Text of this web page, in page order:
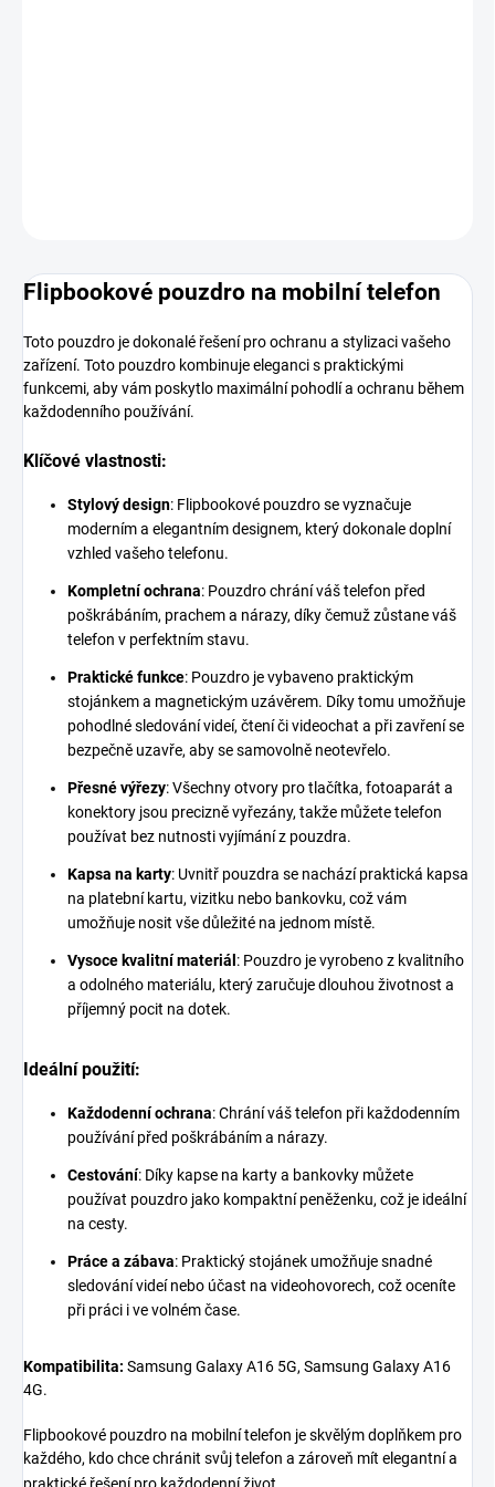
Flipbookové pouzdro na mobilní telefon
Toto pouzdro je dokonalé řešení pro ochranu a stylizaci vašeho
zařízení. Toto pouzdro kombinuje eleganci s praktickými
funkcemi, aby vám poskytlo maximální pohodlí a ochranu během
každodenního používání.
Klíčové vlastnosti:
Stylový design: Flipbookové pouzdro se vyznačuje
moderním a elegantním designem, který dokonale doplní
vzhled vašeho telefonu.
Kompletní ochrana: Pouzdro chrání váš telefon před
poškrábáním, prachem a nárazy, díky čemuž zůstane váš
telefon v perfektním stavu.
Praktické funkce: Pouzdro je vybaveno praktickým
stojánkem a magnetickým uzávěrem. Díky tomu umožňuje
pohodlné sledování videí, čtení či videochat a při zavření se
bezpečně uzavře, aby se samovolně neotevřelo.
Přesné výřezy: Všechny otvory pro tlačítka, fotoaparát a
konektory jsou precizně vyřezány, takže můžete telefon
používat bez nutnosti vyjímání z pouzdra.
Kapsa na karty: Uvnitř pouzdra se nachází praktická kapsa
na platební kartu, vizitku nebo bankovku, což vám
umožňuje nosit vše důležité na jednom místě.
Vysoce kvalitní materiál : Pouzdro je vyrobeno z kvalitního
a odolného materiálu, který zaručuje dlouhou životnost a
příjemný pocit na dotek.
Ideální použití:
Každodenní ochrana: Chrání váš telefon při každodenním
používání před poškrábáním a nárazy.
Cestování: Díky kapse na karty a bankovky můžete
používat pouzdro jako kompaktní peněženku, což je ideální
na cesty.
Práce a zábava: Praktický stojánek umožňuje snadné
sledování videí nebo účast na videohovorech, což oceníte
při práci i ve volném čase.
Kompatibilita: Samsung Galaxy A16 5G, Samsung Galaxy A16
4G.
Flipbookové pouzdro na mobilní telefon je skvělým doplňkem pro
každého, kdo chce chránit svůj telefon a zároveň mít elegantní a